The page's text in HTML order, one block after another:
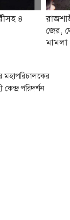
৪
জের,
মামলা
মহাপরিচালকের
কেন্দ্র পরিদর্শন